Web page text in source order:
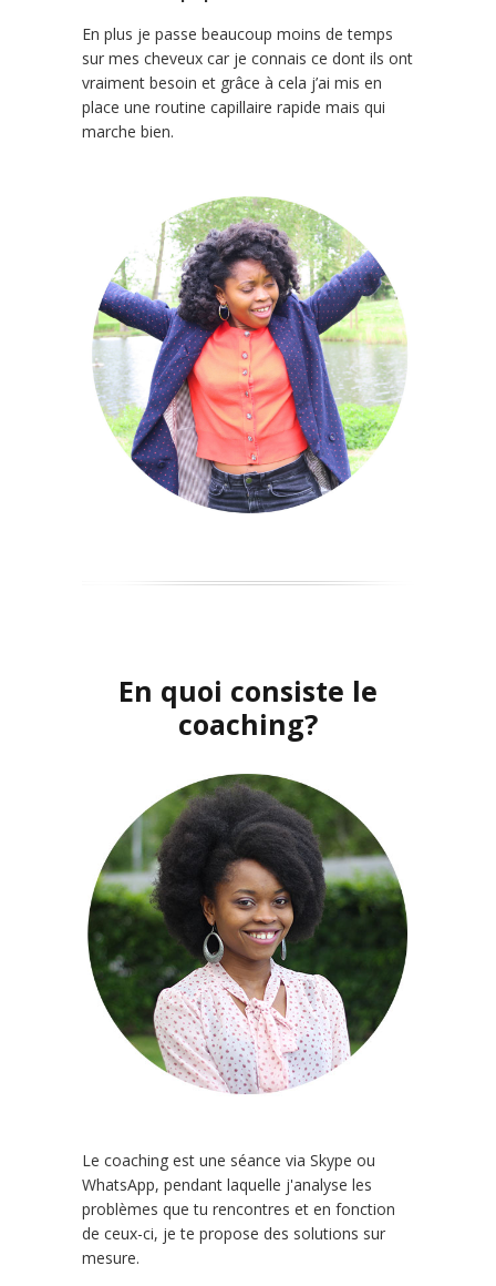
En plus je passe beaucoup moins de temps
sur mes cheveux car je connais ce dont ils ont
vraiment besoin et grâce à cela j’ai mis en
place une routine capillaire rapide mais qui
marche bien.
En quoi consiste le
coaching?
Le coaching est une séance via Skype ou
WhatsApp, pendant laquelle j'analyse les
problèmes que tu rencontres et en fonction
de ceux-ci, je te propose des solutions sur
mesure.